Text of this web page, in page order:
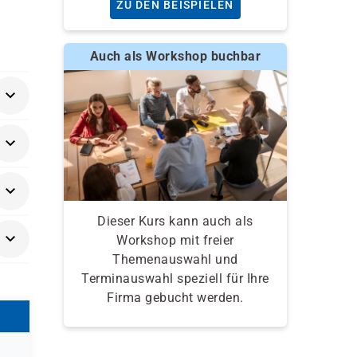
ZU DEN BEISPIELEN
Auch als Workshop buchbar
Dieser Kurs kann auch als
Workshop mit freier
Themenauswahl und
Terminauswahl speziell für Ihre
Firma gebucht werden.